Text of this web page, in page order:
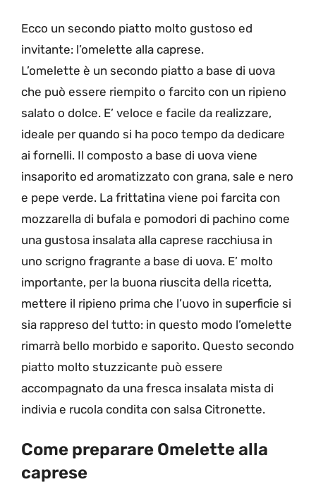
Ecco un secondo piatto molto gustoso ed
invitante: l’omelette alla caprese.
L’omelette è un secondo piatto a base di uova
che può essere riempito o farcito con un ripieno
salato o dolce. E’ veloce e facile da realizzare,
ideale per quando si ha poco tempo da dedicare
ai fornelli. Il composto a base di uova viene
insaporito ed aromatizzato con grana, sale e nero
e pepe verde. La frittatina viene poi farcita con
mozzarella di bufala e pomodori di pachino come
una gustosa insalata alla caprese racchiusa in
uno scrigno fragrante a base di uova. E’ molto
importante, per la buona riuscita della ricetta,
mettere il ripieno prima che l’uovo in superficie si
sia rappreso del tutto: in questo modo l’omelette
rimarrà bello morbido e saporito. Questo secondo
piatto molto stuzzicante può essere
accompagnato da una fresca insalata mista di
indivia e rucola condita con salsa Citronette.
Come preparare Omelette alla
caprese